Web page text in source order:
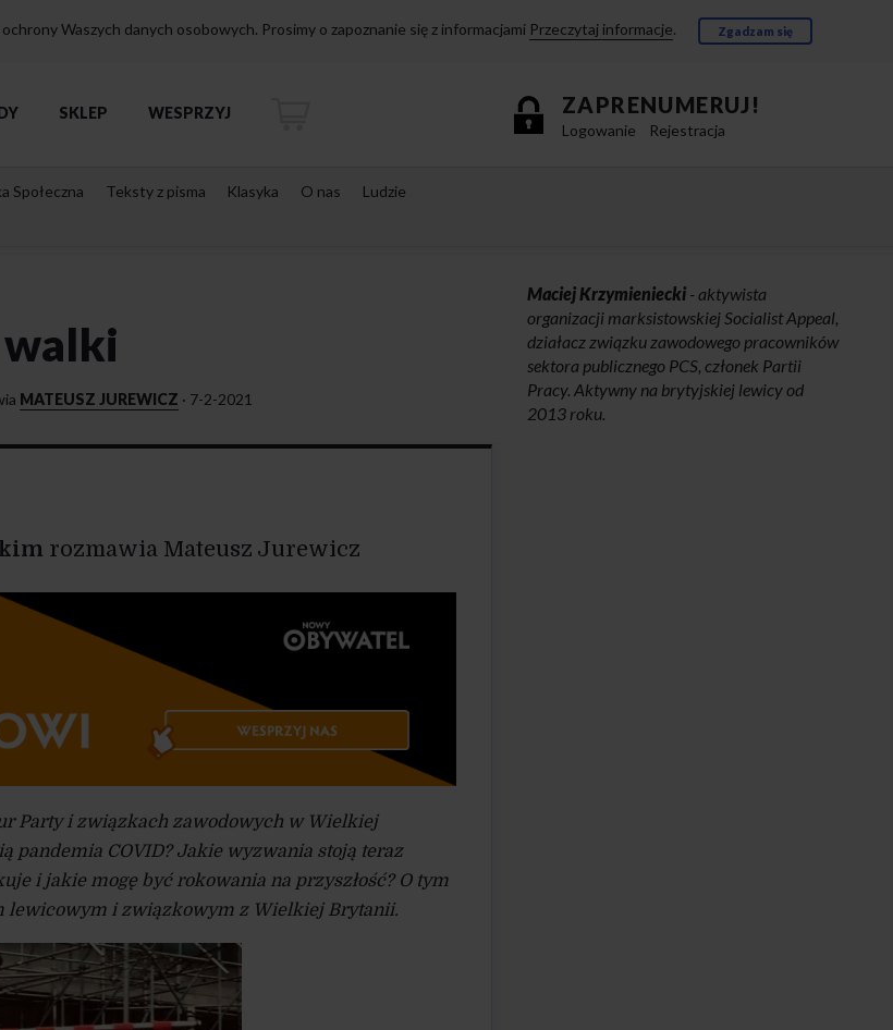
Waszych danych osobowych. Prosimy o zapoznanie się z informacjami Przeczytaj informacje. Zgadzam się
ZAPRENUMERUJ!
Logowanie Rejestracja
SKLEP WESPRZYJ
Społeczna Teksty z pisma Klasyka O nas
Ludzie
walki
MATEUSZ JUREWICZ · 7-2-2021
rozmawia Mateusz Jurewicz
Party i związkach zawodowych w Wielkiej
pandemia COVID? Jakie wyzwania stoją teraz
i jakie mogę być rokowania na przyszłość? O tym
lewicowym i związkowym z Wielkiej Brytanii.
Maciej Krzymieniecki - aktywista
organizacji marksistowskiej Socialist Appeal,
działacz związku zawodowego pracowników
sektora publicznego PCS, członek Partii
Pracy. Aktywny na brytyjskiej lewicy od
2013 roku.